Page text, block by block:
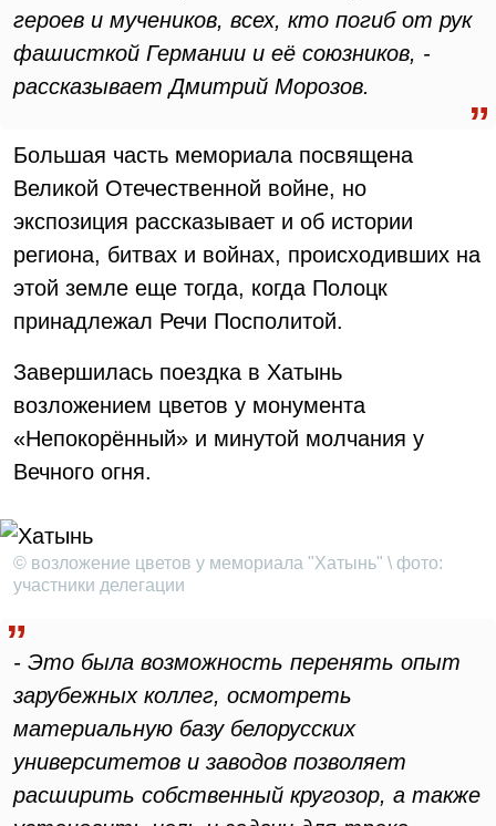
героев и мучеников, всех, кто погиб от рук
фашисткой Германии и её союзников, -
рассказывает Дмитрий Морозов.
Большая часть мемориала посвящена
Великой Отечественной войне, но
экспозиция рассказывает и об истории
региона, битвах и войнах, происходивших на
этой земле еще тогда, когда Полоцк
принадлежал Речи Посполитой.
Завершилась поездка в Хатынь
возложением цветов у монумента
«Непокорённый» и минутой молчания у
Вечного огня.
© возложение цветов у мемориала "Хатынь" \ фото:
участники делегации
- Это была возможность перенять опыт
зарубежных коллег, осмотреть
материальную базу белорусских
университетов и заводов позволяет
расширить собственный кругозор, а также